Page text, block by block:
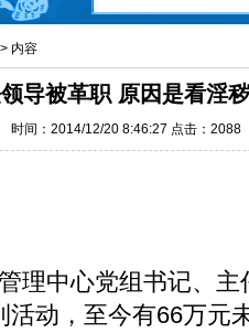
内容
导被革职 原因是看淫
时间：2014/12/20 8:46:27 点击：2088
中心党组书记、主
活动，至今有66万元